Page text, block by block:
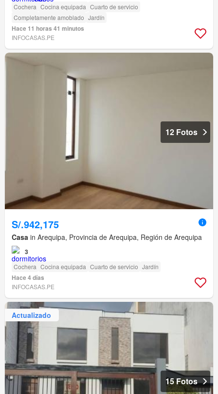
Cochera Cocina equipada Cuarto de servicio
Completamente amoblado Jardín
Hace 11 horas 41 minutos
INFOCASAS.PE
12 Fotos
S/.942,175
Casa in Arequipa, Provincia de Arequipa, Región de Arequipa
3
Cochera Cocina equipada Cuarto de servicio Jardín
Hace 4 días
INFOCASAS.PE
Actualizado
15 Fotos